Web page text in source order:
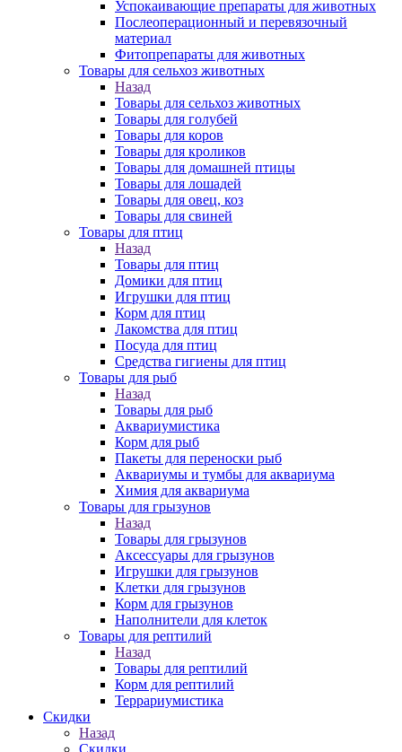
Успокаивающие препараты для животных
Послеоперационный и перевязочный
материал
Фитопрепараты для животных
Товары для сельхоз животных
Назад
Товары для сельхоз животных
Товары для голубей
Товары для коров
Товары для кроликов
Товары для домашней птицы
Товары для лошадей
Товары для овец, коз
Товары для свиней
Товары для птиц
Назад
Товары для птиц
Домики для птиц
Игрушки для птиц
Корм для птиц
Лакомства для птиц
Посуда для птиц
Средства гигиены для птиц
Товары для рыб
Назад
Товары для рыб
Аквариумистика
Корм для рыб
Пакеты для переноски рыб
Аквариумы и тумбы для аквариума
Химия для аквариума
Товары для грызунов
Назад
Товары для грызунов
Аксессуары для грызунов
Игрушки для грызунов
Клетки для грызунов
Корм для грызунов
Наполнители для клеток
Товары для рептилий
Назад
Товары для рептилий
Корм для рептилий
Террариумистика
Скидки
Назад
Скидки